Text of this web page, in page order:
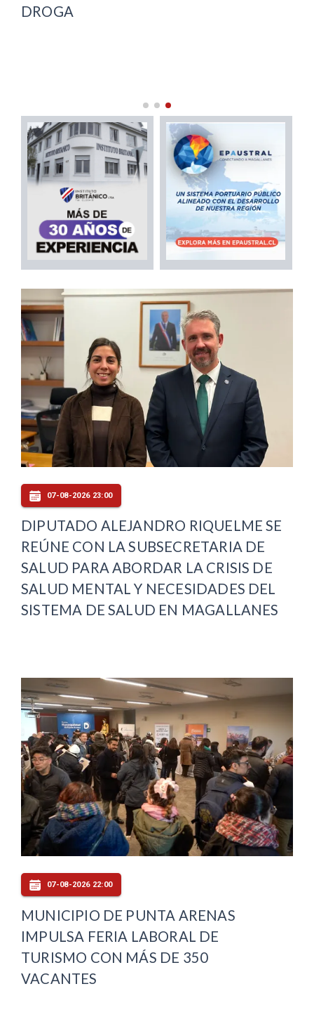
DROGA
07-08-2026 23:00
DIPUTADO ALEJANDRO RIQUELME SE
REÚNE CON LA SUBSECRETARIA DE
SALUD PARA ABORDAR LA CRISIS DE
SALUD MENTAL Y NECESIDADES DEL
SISTEMA DE SALUD EN MAGALLANES
07-08-2026 22:00
MUNICIPIO DE PUNTA ARENAS
IMPULSA FERIA LABORAL DE
TURISMO CON MÁS DE 350
VACANTES